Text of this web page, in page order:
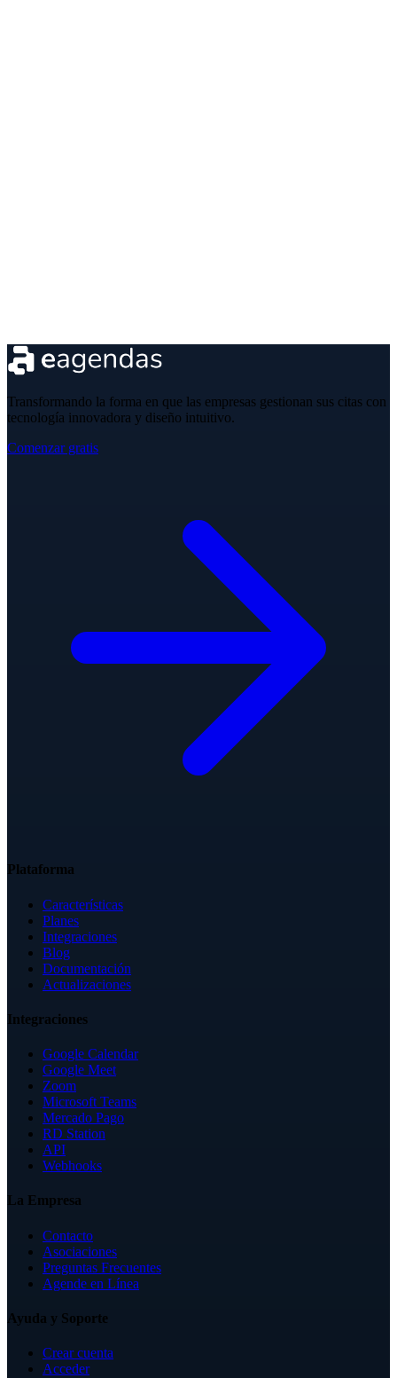
Transformando la forma en que las empresas gestionan sus citas con
tecnología innovadora y diseño intuitivo.
Comenzar gratis
Plataforma
Características
Planes
Integraciones
Blog
Documentación
Actualizaciones
Integraciones
Google Calendar
Google Meet
Zoom
Microsoft Teams
Mercado Pago
RD Station
API
Webhooks
La Empresa
Contacto
Asociaciones
Preguntas Frecuentes
Agende en Línea
Ayuda y Soporte
Crear cuenta
Acceder